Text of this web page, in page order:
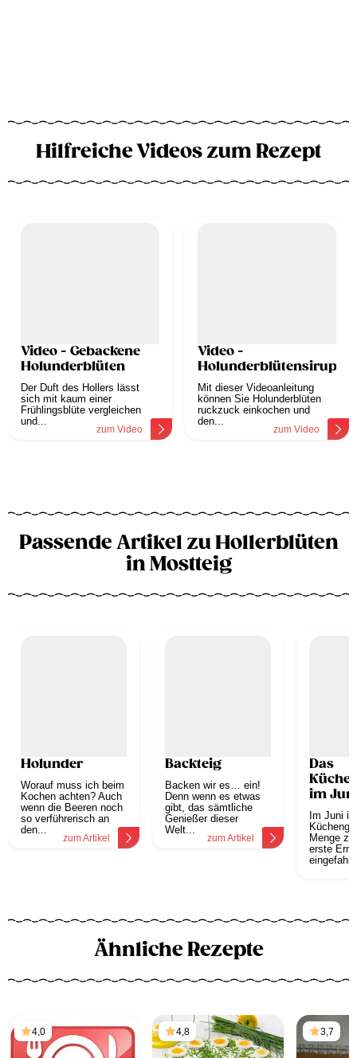
Hilfreiche Videos zum Rezept
Video - Gebackene
Holunderblüten
Der Duft des Hollers lässt
sich mit kaum einer
Frühlingsblüte vergleichen
und...
zum Video
Video -
Holunderblütensirup
Mit dieser Videoanleitung
können Sie Holunderblüten
ruckzuck einkochen und
den...
zum Video
Passende Artikel zu Hollerblüten
in Mostteig
Holunder
Worauf muss ich beim
Kochen achten? Auch
wenn die Beeren noch
so verführerisch an
den...
zum Artikel
Backteig
Backen wir es… ein!
Denn wenn es etwas
gibt, das sämtliche
Genießer dieser
Welt...
zum Artikel
Das
im
Im Juni
Menge
erste
Ähnliche Rezepte
4,0 4,8 3,7